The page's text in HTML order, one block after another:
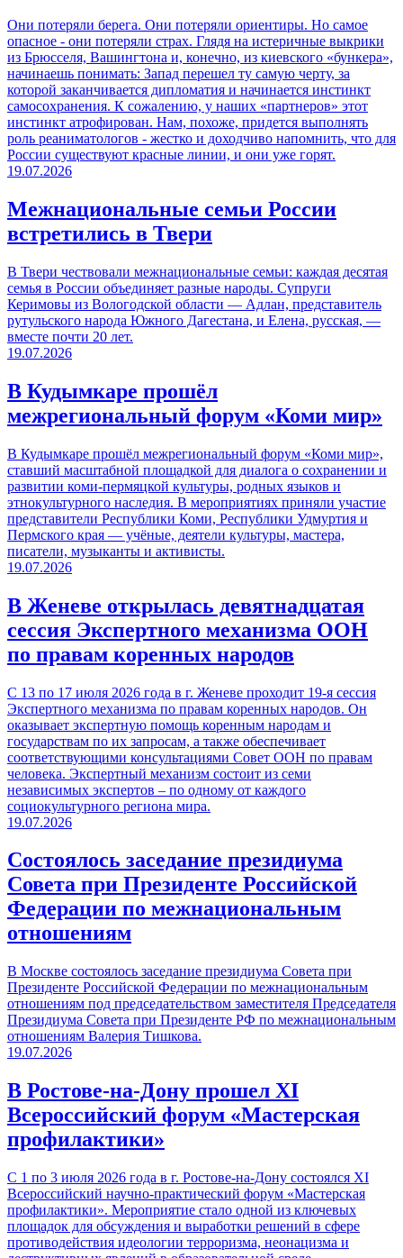
Они потеряли берега. Они потеряли ориентиры. Но самое
опасное - они потеряли страх. Глядя на истеричные выкрики
из Брюсселя, Вашингтона и, конечно, из киевского «бункера»,
начинаешь понимать: Запад перешел ту самую черту, за
которой заканчивается дипломатия и начинается инстинкт
самосохранения. К сожалению, у наших «партнеров» этот
инстинкт атрофирован. Нам, похоже, придется выполнять
роль реаниматологов - жестко и доходчиво напомнить, что для
России существуют красные линии, и они уже горят.
19.07.2026
Межнациональные семьи России
встретились в Твери
В Твери чествовали межнациональные семьи: каждая десятая
семья в России объединяет разные народы. Супруги
Керимовы из Вологодской области — Адлан, представитель
рутульского народа Южного Дагестана, и Елена, русская, —
вместе почти 20 лет.
19.07.2026
В Кудымкаре прошёл
межрегиональный форум «Коми мир»
В Кудымкаре прошёл межрегиональный форум «Коми мир»,
ставший масштабной площадкой для диалога о сохранении и
развитии коми‑пермяцкой культуры, родных языков и
этнокультурного наследия. В мероприятиях приняли участие
представители Республики Коми, Республики Удмуртия и
Пермского края — учёные, деятели культуры, мастера,
писатели, музыканты и активисты.
19.07.2026
В Женеве открылась девятнадцатая
сессия Экспертного механизма ООН
по правам коренных народов
С 13 по 17 июля 2026 года в г. Женеве проходит 19-я сессия
Экспертного механизма по правам коренных народов. Он
оказывает экспертную помощь коренным народам и
государствам по их запросам, а также обеспечивает
соответствующими консультациями Совет ООН по правам
человека. Экспертный механизм состоит из семи
независимых экспертов – по одному от каждого
социокультурного региона мира.
19.07.2026
Cостоялось заседание президиума
Совета при Президенте Российской
Федерации по межнациональным
отношениям
В Москве состоялось заседание президиума Совета при
Президенте Российской Федерации по межнациональным
отношениям под председательством заместителя Председателя
Президиума Совета при Президенте РФ по межнациональным
отношениям Валерия Тишкова.
19.07.2026
В Ростове-на-Дону прошел XI
Всероссийский форум «Мастерская
профилактики»
С 1 по 3 июля 2026 года в г. Ростове-на-Дону состоялся XI
Всероссийский научно-практический форум «Мастерская
профилактики». Мероприятие стало одной из ключевых
площадок для обсуждения и выработки решений в сфере
противодействия идеологии терроризма, неонацизма и